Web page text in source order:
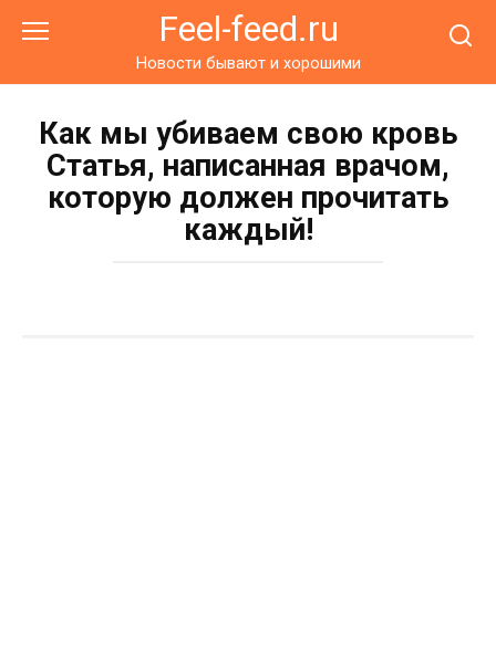
Feel-feed.ru
Новости бывают и хорошими
Как мы убиваем свою кровь
Статья, написанная врачом,
которую должен прочитать
каждый!